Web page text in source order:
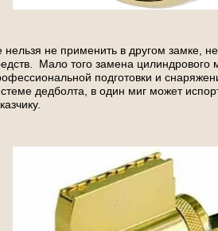
нельзя не применить в другом замке,
Мало того замена цилиндрового
подготовки и
дедболта, в один миг может